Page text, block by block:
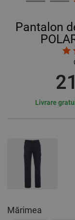
Pantalon
Livrare
Mărimea